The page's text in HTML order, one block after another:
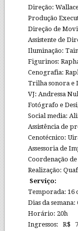
Direção:
Produção
Direção de
Assistente de
Iluminação:
Figurinos:
Cenografia:
Trilha sonora e
VJ: Andressa
Fotógrafo e
Social media:
Assistência de
Cenotécnico:
Assessoria de
Coordenação
Realização:
Serviço:
Temporada: 16
Dias da
Horário: 20h
Ingressos: R$